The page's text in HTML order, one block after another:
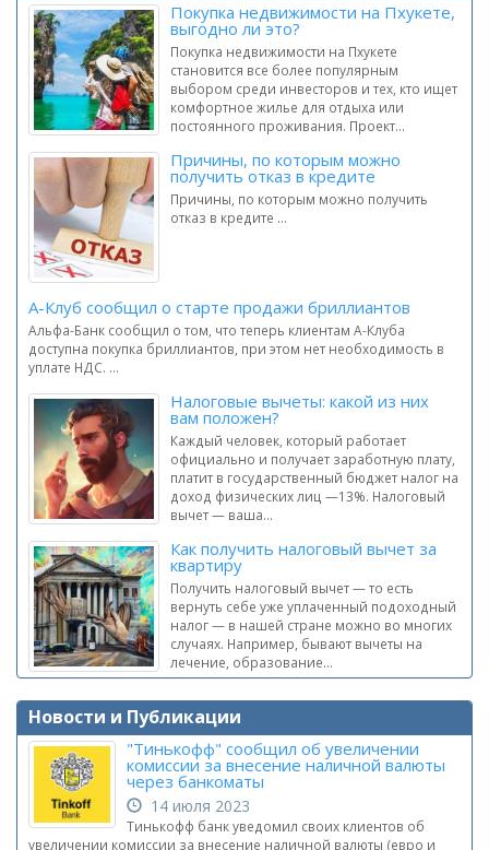
Покупка недвижимости на Пхукете,
выгодно ли это?
Покупка недвижимости на Пхукете
становится все более популярным
выбором среди инвесторов и тех, кто ищет
комфортное жилье для отдыха или
постоянного проживания. Проект...
Причины, по которым можно
получить отказ в кредите
Причины, по которым можно получить
отказ в кредите ...
А-Клуб сообщил о старте продажи бриллиантов
Альфа-Банк сообщил о том, что теперь клиентам А-Клуба
доступна покупка бриллиантов, при этом нет необходимость в
уплате НДС. ...
Налоговые вычеты: какой из них
вам положен?
Каждый человек, который работает
официально и получает заработную плату,
платит в государственный бюджет налог на
доход физических лиц —13%. Налоговый
вычет — ваша...
Как получить налоговый вычет за
квартиру
Получить налоговый вычет — то есть
вернуть себе уже уплаченный подоходный
налог — в нашей стране можно во многих
случаях. Например, бывают вычеты на
лечение, образование...
Новости и Публикации
"Тинькофф" сообщил об увеличении
комиссии за внесение наличной валюты
через банкоматы
14 июля 2023
Тинькофф банк уведомил своих клиентов об
увеличении комиссии за внесение наличной валюты (евро и